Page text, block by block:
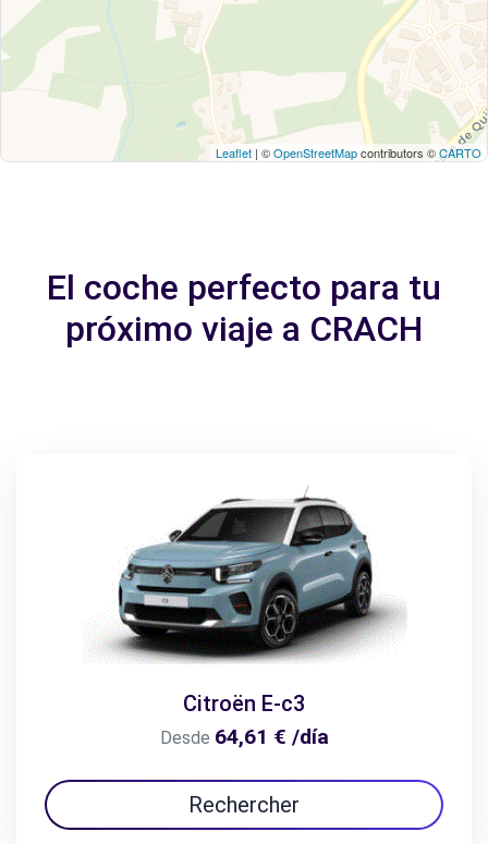
Leaflet | ©OpenStreetMapcontributors ©CARTO
El coche perfecto para tu
próximo viaje a CRACH
Citroën E-c3
Desde 64,61 € /día
Rechercher